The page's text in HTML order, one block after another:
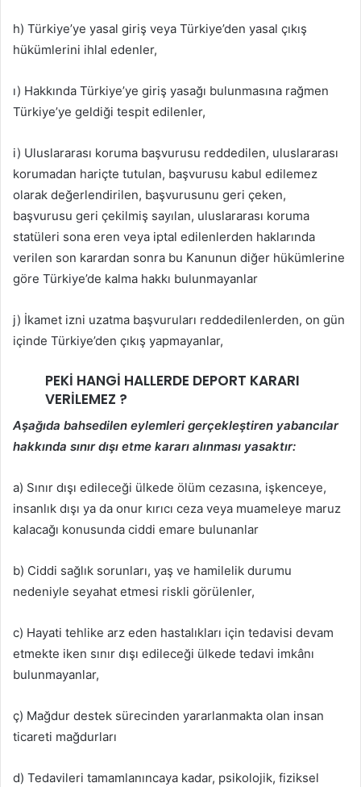
h) Türkiye’ye yasal giriş veya Türkiye’den yasal çıkış
hükümlerini ihlal edenler,
ı) Hakkında Türkiye’ye giriş yasağı bulunmasına rağmen
Türkiye’ye geldiği tespit edilenler,
i) Uluslararası koruma başvurusu reddedilen, uluslararası
korumadan hariçte tutulan, başvurusu kabul edilemez
olarak değerlendirilen, başvurusunu geri çeken,
başvurusu geri çekilmiş sayılan, uluslararası koruma
statüleri sona eren veya iptal edilenlerden haklarında
verilen son karardan sonra bu Kanunun diğer hükümlerine
göre Türkiye’de kalma hakkı bulunmayanlar
j) İkamet izni uzatma başvuruları reddedilenlerden, on gün
içinde Türkiye’den çıkış yapmayanlar,
PEKİ HANGİ HALLERDE DEPORT KARARI
VERİLEMEZ ?
Aşağıda bahsedilen eylemleri gerçekleştiren yabancılar
hakkında sınır dışı etme kararı alınması yasaktır:
a) Sınır dışı edileceği ülkede ölüm cezasına, işkenceye,
insanlık dışı ya da onur kırıcı ceza veya muameleye maruz
kalacağı konusunda ciddi emare bulunanlar
b) Ciddi sağlık sorunları, yaş ve hamilelik durumu
nedeniyle seyahat etmesi riskli görülenler,
c) Hayati tehlike arz eden hastalıkları için tedavisi devam
etmekte iken sınır dışı edileceği ülkede tedavi imkânı
bulunmayanlar,
ç) Mağdur destek sürecinden yararlanmakta olan insan
ticareti mağdurları
d) Tedavileri tamamlanıncaya kadar, psikolojik, fiziksel